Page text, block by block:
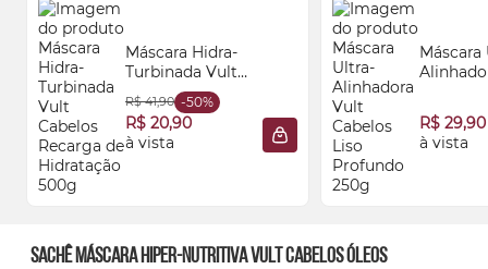
Máscara Hidra-
Turbinada Vult
Cabelos Recarga de
Hidratação 500g
R$ 41,90 -50%
R$ 20,90
à vista
ADICIONAR À SACOLA
Máscara
250g
R$ 29,90
à vista
Sachê Máscara Hiper-Nutritiva Vult Cabelos Óleos